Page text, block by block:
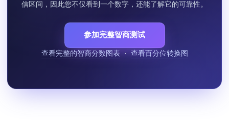
信区间，因此您不仅看到一个数字，还能了解它的可靠性。
参加完整智商测试
查看完整的智商分数图表 · 查看百分位转换图